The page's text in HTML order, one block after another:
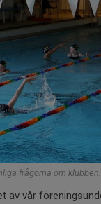
frågorna om klubben.
av vår